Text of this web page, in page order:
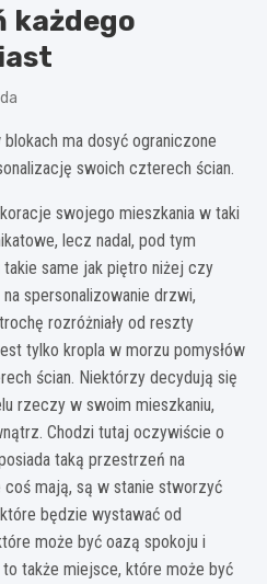
każdego
ma dosyć ograniczone
swoich czterech ścian.
swojego mieszkania w taki
lecz nadal, pod tym
same jak piętro niżej czy
spersonalizowanie drzwi,
rozróżniały od reszty
tylko kropla w morzu pomysłów
ścian. Niektórzy decydują się
rzeczy w swoim mieszkaniu,
Chodzi tutaj oczywiście o
taką przestrzeń na
mają, są w stanie stworzyć
będzie wystawać od
może być oazą spokoju i
także miejsce, które może być